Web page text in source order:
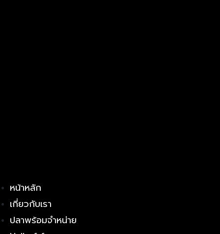
หน้าหลัก
เกี่ยวกับเรา
ปลาพร้อมจำหน่าย